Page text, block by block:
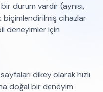
durum vardır (aynısı,
biçimlendirilmiş cihazlar
deneyimler için
dikey olarak hızlı
doğal bir deneyim